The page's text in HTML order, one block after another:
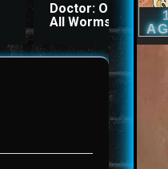
Doctor: One
All Worms in Your